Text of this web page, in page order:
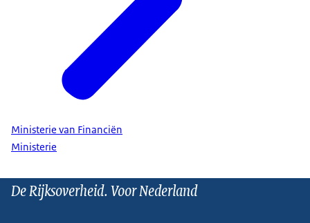
Ministerie van Financiën
Ministerie
De Rijksoverheid. Voor Nederland